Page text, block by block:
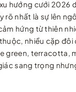
hướng cưới 2026
rõ nhất là sự lên
hứng từ thiên
nhiều cặp đôi
green, terracotta,
sang trọng